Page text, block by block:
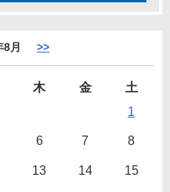
月 >>
木 金
土
1
6 7 8
13 14 15